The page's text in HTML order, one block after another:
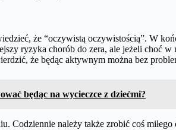
że “oczywistą oczywistością”. W
ryzyka chorób do zera, ale jeżeli choć w
że będąc aktywnym można bez
będąc na wycieczce z dziećmi?
Codziennie należy także zrobić coś miłego